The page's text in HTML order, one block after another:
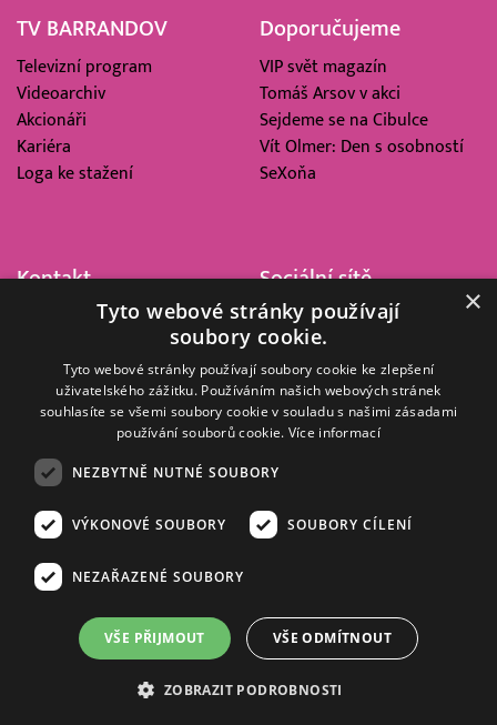
TV BARRANDOV
Televizní program
Videoarchiv
Akcionáři
Kariéra
Loga ke stažení
Doporučujeme
VIP svět magazín
Tomáš Arsov v akci
Sejdeme se na Cibulce
Vít Olmer: Den s osobností
SeXoňa
Kontakt
Barrandov Televizní Studio,
Kříženeckého nám. 322
152 00 Praha 5
IČ 416 93 311
Sociální sítě
© 2008–2026 EMPRESA MEDIA, a.s. Všechna práva vyhrazena.
Zásady ochrany osobních a dalších zpracovávaných údajů
Informace o měření sledovanosti videa ve video archivu
Nielsen Digital Measurement
. Využíváme grafické podklady z
depositphotos.com .
×
Tyto webové stránky používají
soubory cookie.
Tyto webové stránky používají soubory cookie ke zlepšení
uživatelského zážitku. Používáním našich webových stránek
souhlasíte se všemi soubory cookie v souladu s našimi zásadami
používání souborů cookie. Více informací
NEZBYTNĚ NUTNÉ SOUBORY
VÝKONOVÉ SOUBORY SOUBORY CÍLENÍ
NEZAŘAZENÉ SOUBORY
VŠE PŘIJMOUT VŠE ODMÍTNOUT
ZOBRAZIT PODROBNOSTI